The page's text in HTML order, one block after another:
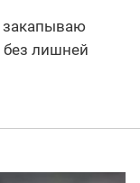
без лишней